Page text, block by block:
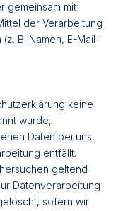
gemeinsam mit
der Verarbeitung
B. Namen, E-Mail-
keine
wurde,
Daten bei uns,
entfällt.
geltend
Datenverarbeitung
sofern wir